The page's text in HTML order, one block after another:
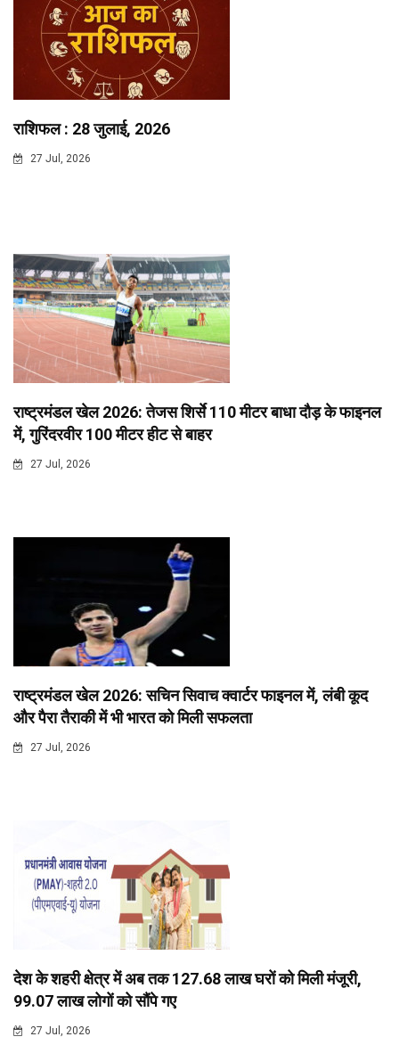
राशिफल : 28 जुलाई, 2026
27 Jul, 2026
राष्ट्रमंडल खेल 2026: तेजस शिर्से 110 मीटर बाधा दौड़ के फाइनल
में, गुरिंदरवीर 100 मीटर हीट से बाहर
27 Jul, 2026
राष्ट्रमंडल खेल 2026: सचिन सिवाच क्वार्टर फाइनल में, लंबी कूद
और पैरा तैराकी में भी भारत को मिली सफलता
27 Jul, 2026
देश के शहरी क्षेत्र में अब तक 127.68 लाख घरों को मिली मंजूरी,
99.07 लाख लोगों को सौंपे गए
27 Jul, 2026